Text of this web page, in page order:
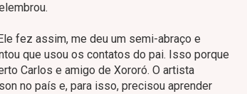
fez assim, me deu um semi-abraço e
que usou os contatos do pai. Isso porque
Carlos e amigo de Xororó. O artista
no país e, para isso, precisou aprender